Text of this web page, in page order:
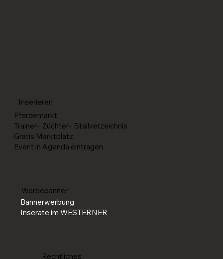
Championships in Givrins (SUI) selektioniert
Rechtliches
Inserieren
Pferdemarkt
Trainer-, Züchter-, Stallverzeichnis
Gratis Marktplatz
Event in Agenda eintragen
Werbebanner
Bannerwerbung
Inserate im WESTERNER